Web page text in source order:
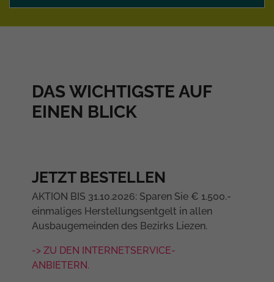
DAS WICHTIGSTE AUF
EINEN BLICK
JETZT BESTELLEN
AKTION BIS 31.10.2026: Sparen Sie € 1.500.-
einmaliges Herstellungsentgelt in allen
Ausbaugemeinden des Bezirks Liezen.
-> ZU DEN INTERNETSERVICE-
ANBIETERN.